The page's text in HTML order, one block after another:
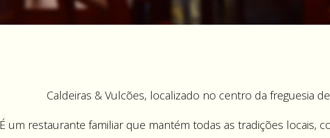
Caldeiras & Vulcões, localizado no centro da freguesia
É um restaurante familiar que mantém todas as tradições locais,